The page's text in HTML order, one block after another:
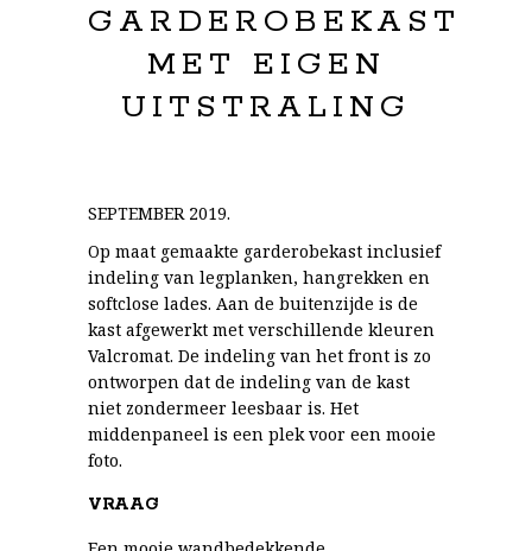
GARDEROBEKAST
MET EIGEN
UITSTRALING
SEPTEMBER 2019.
Op maat gemaakte garderobekast inclusief
indeling van legplanken, hangrekken en
softclose lades. Aan de buitenzijde is de
kast afgewerkt met verschillende kleuren
Valcromat. De indeling van het front is zo
ontworpen dat de indeling van de kast
niet zondermeer leesbaar is. Het
middenpaneel is een plek voor een mooie
foto.
VRAAG